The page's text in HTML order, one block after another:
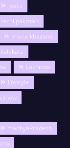
jyotis
pakistan
khana-khazana
kolakata
Lakhnow
lifestyle
madhyaPradesh